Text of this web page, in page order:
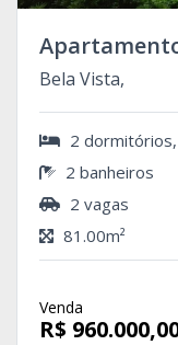
Bela Vista,
2
2 banheiros
2 vagas
81.00m²
Venda
R$